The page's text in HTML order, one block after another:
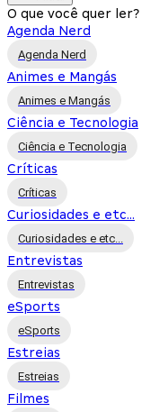
O que você quer ler?
Agenda Nerd
Agenda Nerd
Animes e Mangás
Animes e Mangás
Ciência e Tecnologia
Ciência e Tecnologia
Críticas
Críticas
Curiosidades e etc...
Curiosidades e etc...
Entrevistas
Entrevistas
eSports
eSports
Estreias
Estreias
Filmes